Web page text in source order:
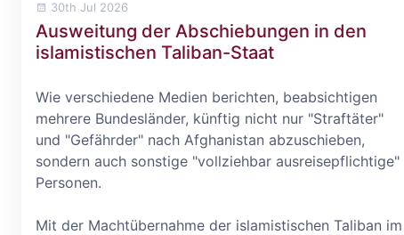
30th Jul 2026
Ausweitung der Abschiebungen in den
islamistischen Taliban-Staat
Wie verschiedene Medien berichten, beabsichtigen
mehrere Bundesländer, künftig nicht nur "Straftäter"
und "Gefährder" nach Afghanistan abzuschieben,
sondern auch sonstige "vollziehbar ausreisepflichtige"
Personen.
Mit der Machtübernahme der islamistischen Taliban im